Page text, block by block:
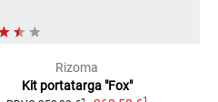
Rizoma
Kit portatarga "Fox"